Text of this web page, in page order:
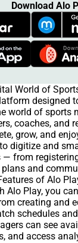
Download Alo
World of
designed
world of sports
coaches, and
grow, and
digitize and
— from
and
of Alo
Alo Play, you
creating and
schedules
can see
and access